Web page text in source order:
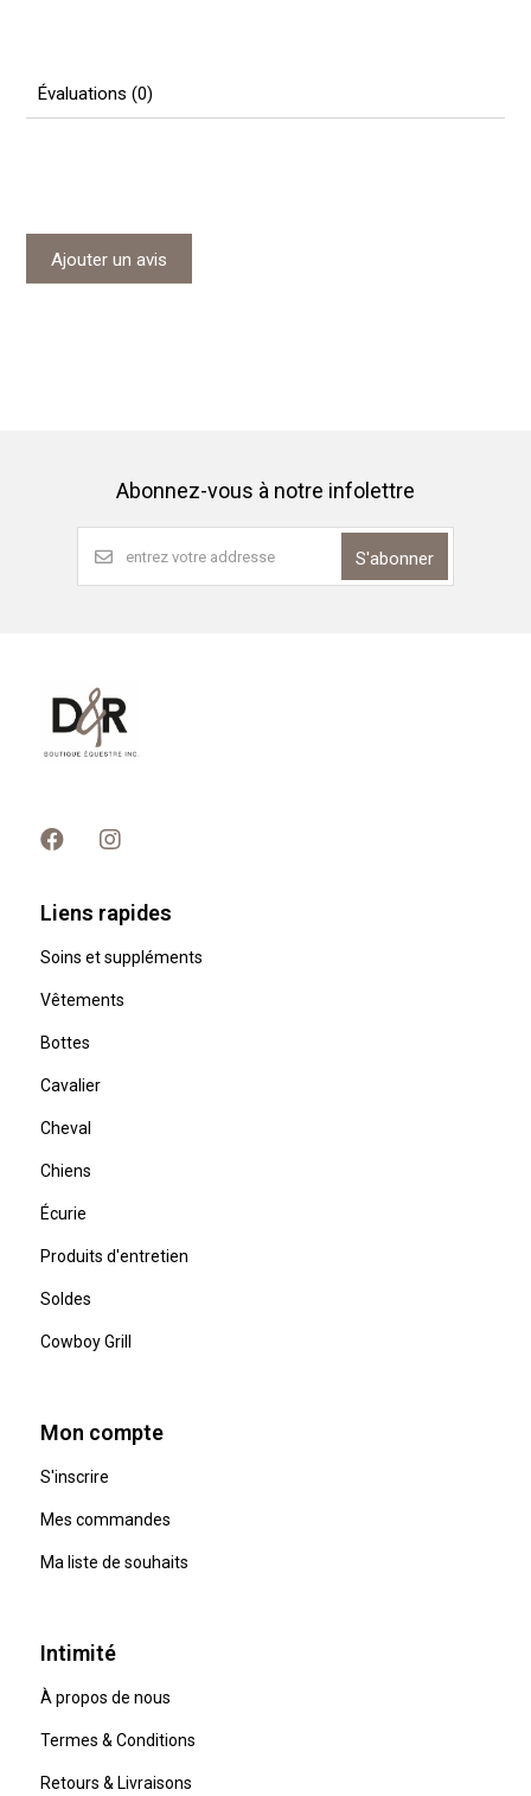
Évaluations (0)
Ajouter un avis
Abonnez-vous à notre infolettre
S'abonner
Liens rapides
Soins et suppléments
Vêtements
Bottes
Cavalier
Cheval
Chiens
Écurie
Produits d'entretien
Soldes
Cowboy Grill
Mon compte
S'inscrire
Mes commandes
Ma liste de souhaits
Intimité
À propos de nous
Termes & Conditions
Retours & Livraisons